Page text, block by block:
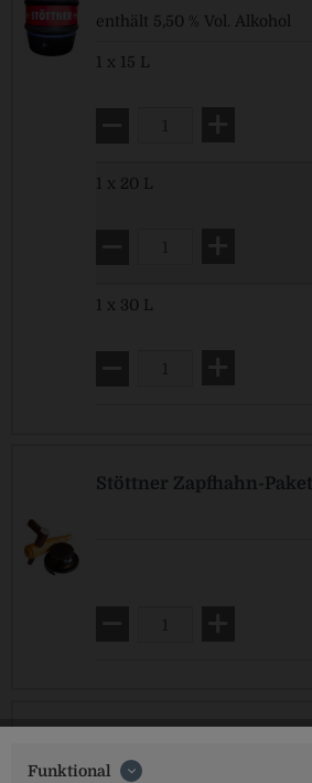
enthält 5,50 % Vol. Alkohol
1 x 15 L
1 x 20 L
1 x 30 L
Stöttner Zapfhahn-
Funktional